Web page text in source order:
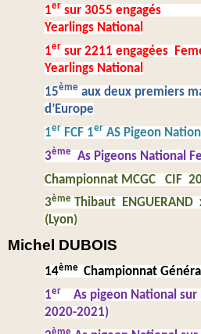
1er sur 3055
Yearlings National
1er sur 2211 engagées
Yearlings National
15ème aux deux
d’Europe
1er FCF 1er AS Pigeon
3ème
As Pigeons National
Championnat MCGC CIF
3ème Thibaut ENGUERAND
(Lyon)
Michel DUBOIS
14ème Championnat
1er
As pigeon National sur
2020-2021)
ème